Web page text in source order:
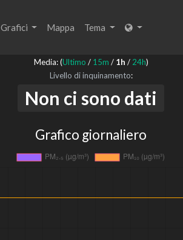
Grafici Mappa Tema
Media: (Ultimo / 15m / 1h / 24h)
Livello di inquinamento:
Non ci sono dati
Grafico giornaliero